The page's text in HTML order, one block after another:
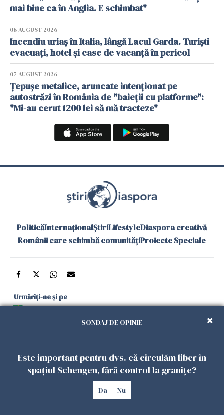
mai bine ca în Anglia. E schimbat"
08 AUGUST 2026
Incendiu uriaș în Italia, lângă Lacul Garda. Turiști
evacuați, hotel și case de vacanță în pericol
07 AUGUST 2026
Țepușe metalice, aruncate intenționat pe
autostrăzi în România de "baieții cu platforme":
"Mi-au cerut 1200 lei să mă tracteze"
PoliticăInternaționalȘtiriLifestyleDiaspora creativă
Românii care schimbă comunitățiProiecte Speciale
Urmăriți-ne și pe
și în aplicațiile mobile
Politica de
confidențialitate
Politica
Cookies
Gestionați
Contact
Declarație de
accesibilitate
Copyright 2026. Toate drepturile rezervate.
SONDAJ DE OPINIE
Este important pentru dvs. că circulăm liber în
spațiul Schengen, fără control la granițe?
Da Nu